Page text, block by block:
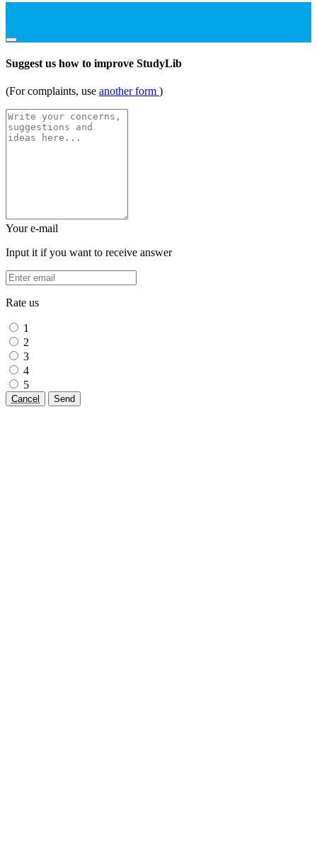
Suggest us how to improve StudyLib
(For complaints, use another form )
Your e-mail
Input it if you want to receive answer
Rate us
1
2
3
4
5
Cancel Send